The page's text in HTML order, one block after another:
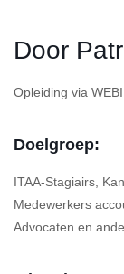
Door
Opleiding via
Doelgroep:
ITAA-Stagiairs,
Medewerkers
Advocaten en